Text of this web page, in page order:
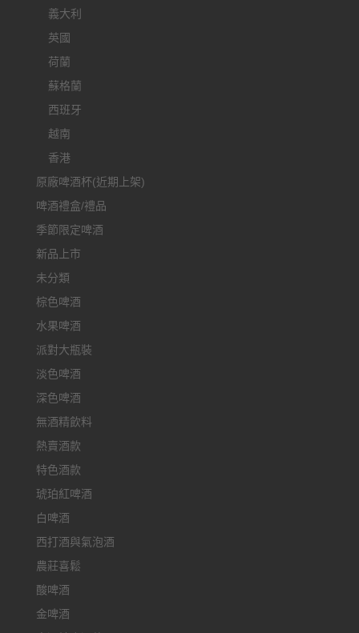
義大利
英國
荷蘭
蘇格蘭
西班牙
越南
香港
原廠啤酒杯(近期上架)
啤酒禮盒/禮品
季節限定啤酒
新品上市
未分類
棕色啤酒
水果啤酒
派對大瓶裝
淡色啤酒
深色啤酒
無酒精飲料
熱賣酒款
特色酒款
琥珀紅啤酒
白啤酒
西打酒與氣泡酒
農莊喜鬆
酸啤酒
金啤酒